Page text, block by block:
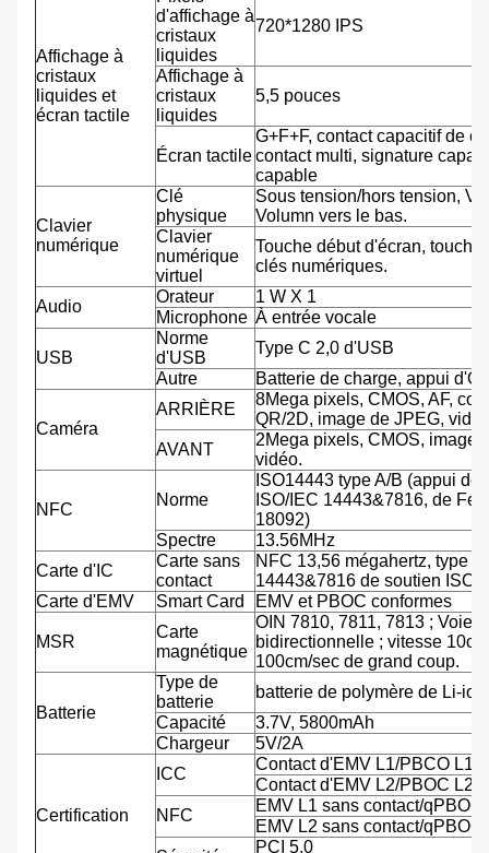
Affichage à
cristaux
liquides et
écran tactile
d'affichage à
cristaux
liquides
720*1280 IPS
Affichage à
cristaux
liquides
5,5 pouces
Écran tactile
G+F+F, contact capacitif de
contact multi, signature
capable
Clavier
numérique
Clé
physique
Sous tension/hors tension,
Volumn vers le bas.
Clavier
numérique
virtuel
Touche début d'écran, touche
clés numériques.
Audio
Orateur
1 W X 1
Microphone À entrée vocale
USB
Norme
d'USB
Type C 2,0 d'USB
Autre
Batterie de charge, appui
Caméra
ARRIÈRE
8Mega pixels, CMOS, AF,
QR/2D, image de JPEG,
AVANT
2Mega pixels, CMOS, image
vidéo.
NFC
Norme
ISO14443 type A/B (appui de
ISO/IEC 14443&7816, de
18092)
Spectre
13.56MHz
Carte d'IC
Carte sans
contact
NFC 13,56 mégahertz, type
14443&7816 de soutien ISO/
Carte d'EMV
Smart Card EMV et PBOC conformes
MSR
Carte
magnétique
OIN 7810, 7811, 7813 ; Voie
bidirectionnelle ; vitesse
100cm/sec de grand coup.
Batterie
Type de
batterie
batterie de polymère de Li-ion
Capacité
3.7V, 5800mAh
Chargeur
5V/2A
Certification
ICC
Contact d'EMV L1/PBCO L1
Contact d'EMV L2/PBOC L2
NFC
EMV L1 sans contact/qPBOC
EMV L2 sans contact/qPBOC
PCI 5,0